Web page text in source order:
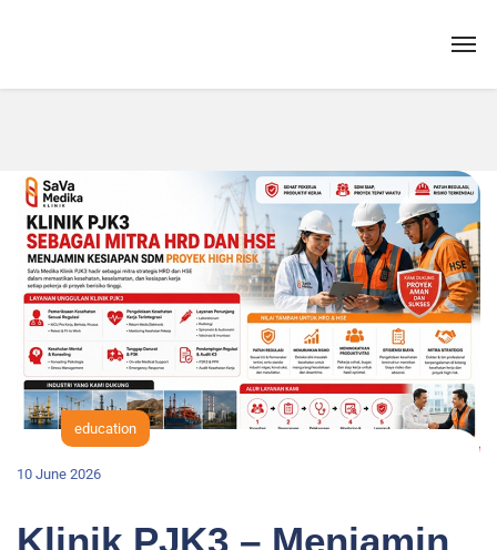
education
10 June 2026
Klinik PJK3 – Menjamin